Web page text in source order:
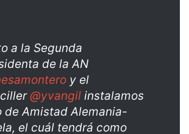
a la Segunda
de la AN
y el
@yvangil instalamos
de Amistad Alemania-
el cuál tendrá como